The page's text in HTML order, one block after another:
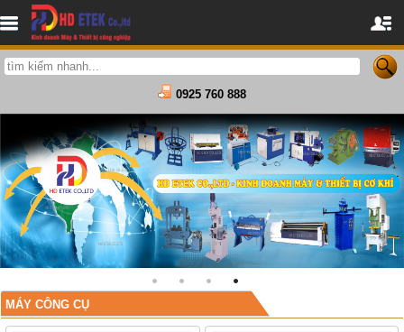
0925 760 888
MÁY CÔNG CỤ